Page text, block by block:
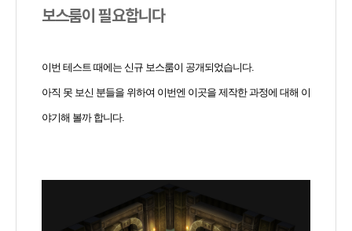
보스룸이 필요합니다
이번 테스트 때에는 신규 보스룸이 공개되었습니다.
아직 못 보신 분들을 위하여 이번엔 이곳을 제작한 과정에 대해 이
야기해 볼까 합니다.